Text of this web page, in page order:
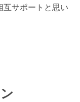
互サポートと思い